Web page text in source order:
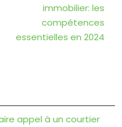
immobilier: les
compétences
essentielles en 2024
appel à un courtier